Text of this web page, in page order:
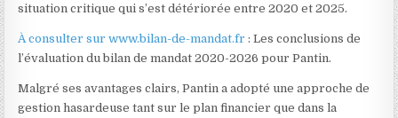
situation critique qui s’est détériorée entre 2020 et 2025.
À consulter sur www.bilan-de-mandat.fr : Les conclusions de
l’évaluation du bilan de mandat 2020-2026 pour Pantin.
Malgré ses avantages clairs, Pantin a adopté une approche de
gestion hasardeuse tant sur le plan financier que dans la